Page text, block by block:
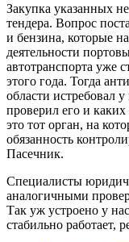
Закупка указанных
тендера. Вопрос
и бензина, которые
деятельности
автотранспорта уже
этого года. Тогда
области истребовал
проверил его и
это тот орган, на
обязанность
Пасечник.
Специалисты
аналогичными
Так уж устроено у
стабильно работает,